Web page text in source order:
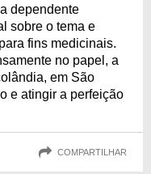
dependente
sobre o tema e
fins medicinais.
no papel, a
em São
e atingir a perfeição
COMPARTILHAR